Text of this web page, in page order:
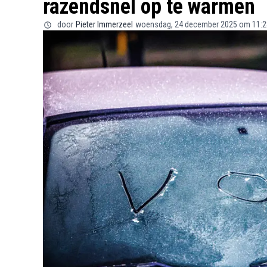
razendsnel op te warmen
door Pieter Immerzeel woensdag, 24 december 2025 om